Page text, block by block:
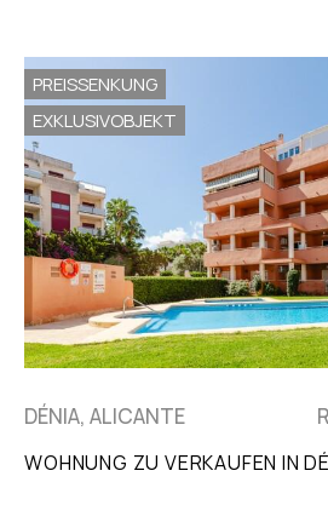
PREISSENKUNG
EXKLUSIVOBJEKT
DÉNIA, ALICANTE
WOHNUNG ZU VERKAUFEN IN